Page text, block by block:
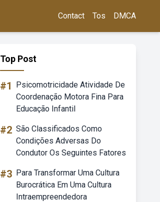
Contact Tos DMCA
Top Post
#1
Psicomotricidade Atividade De
Coordenação Motora Fina Para
Educação Infantil
#2 São Classificados Como
Condições Adversas Do
Condutor Os Seguintes Fatores
#3 Para Transformar Uma Cultura
Burocrática Em Uma Cultura
Intraempreendedora